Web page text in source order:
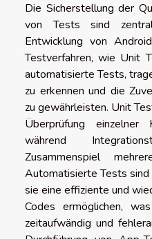
Die Sicherstellung der
von Tests sind
Entwicklung von
Testverfahren, wie Unit
automatisierte Tests,
zu erkennen und die
zu gewährleisten. Unit
Überprüfung einzelner
während
Zusammenspiel
Automatisierte Tests sind
sie eine effiziente und
Codes ermöglichen,
zeitaufwändig und